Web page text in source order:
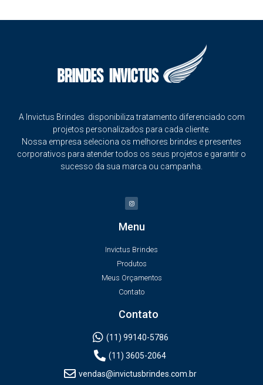
A Invictus Brindes disponibiliza tratamento diferenciado com
projetos personalizados para cada cliente.
Nossa empresa seleciona os melhores brindes e presentes
corporativos para atender todos os seus projetos e garantir o
sucesso da sua marca ou campanha.
Menu
Invictus Brindes
Produtos
Meus Orçamentos
Contato
Contato
(11) 99140-5786
(11) 3605-2064
vendas@invictusbrindes.com.br